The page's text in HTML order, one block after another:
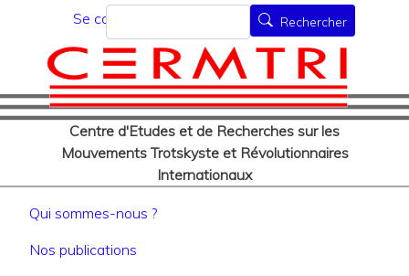
au
contenu
principal
Menu du compte de
Se connecter
Centre d'Etudes et de Recherches sur les
Mouvements Trotskyste et Révolutionnaires
Internationaux
Rechercher Rechercher
Navigation principale
Qui sommes-nous ?
Nos publications